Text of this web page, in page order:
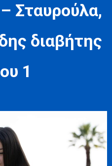
Σταυρούλα,
διαβήτης
1